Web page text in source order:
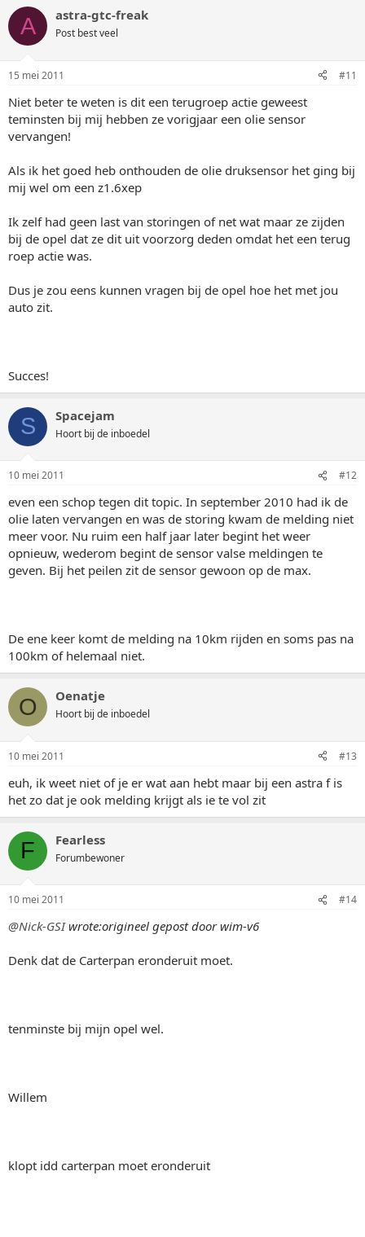
A astra-gtc-freak
Post best veel
15 mei 2011 #11
Niet beter te weten is dit een terugroep actie geweest
teminsten bij mij hebben ze vorigjaar een olie sensor
vervangen!
Als ik het goed heb onthouden de olie druksensor het ging bij
mij wel om een z1.6xep
Ik zelf had geen last van storingen of net wat maar ze zijden
bij de opel dat ze dit uit voorzorg deden omdat het een terug
roep actie was.
Dus je zou eens kunnen vragen bij de opel hoe het met jou
auto zit.
Succes!
S Spacejam
Hoort bij de inboedel
10 mei 2011 #12
even een schop tegen dit topic. In september 2010 had ik de
olie laten vervangen en was de storing kwam de melding niet
meer voor. Nu ruim een half jaar later begint het weer
opnieuw, wederom begint de sensor valse meldingen te
geven. Bij het peilen zit de sensor gewoon op de max.
De ene keer komt de melding na 10km rijden en soms pas na
100km of helemaal niet.
O Oenatje
Hoort bij de inboedel
10 mei 2011 #13
euh, ik weet niet of je er wat aan hebt maar bij een astra f is
het zo dat je ook melding krijgt als ie te vol zit
F Fearless
Forumbewoner
10 mei 2011 #14
@Nick-GSIwrote:origineel gepost door wim-v6
Denk dat de Carterpan eronderuit moet.
tenminste bij mijn opel wel.
Willem
klopt idd carterpan moet eronderuit